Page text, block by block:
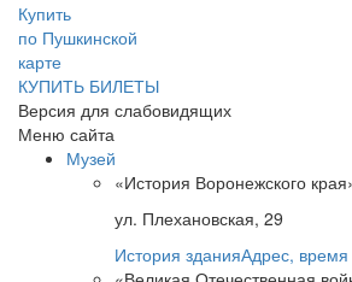
Купить
по Пушкинской
карте
КУПИТЬ БИЛЕТЫ
Версия для слабовидящих
Меню сайта
Музей
«История Воронежского
ул. Плехановская, 29
История зданияАдрес, время